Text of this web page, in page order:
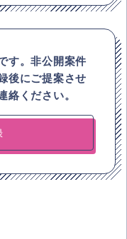
す。非公開案件
後にご提案させ
ください。